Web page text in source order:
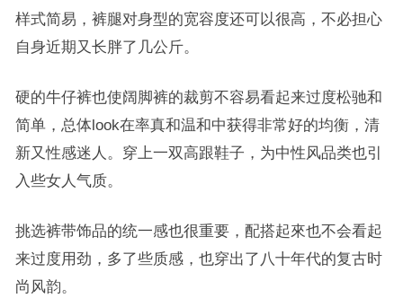
样式简易，裤腿对身型的宽容度还可以很高，不必担心
自身近期又长胖了几公斤。
硬的牛仔裤也使阔脚裤的裁剪不容易看起来过度松驰和
简单，总体look在率真和温和中获得非常好的均衡，清
新又性感迷人。穿上一双高跟鞋子，为中性风品类也引
入些女人气质。
挑选裤带饰品的统一感也很重要，配搭起來也不会看起
来过度用劲，多了些质感，也穿出了八十年代的复古时
尚风韵。